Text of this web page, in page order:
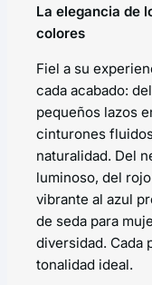
La elegancia de
colores
Fiel a su
cada acabado:
pequeños lazos
cinturones
naturalidad. Del
luminoso, del
vibrante al azul
de seda para
diversidad. Cada
tonalidad ideal.